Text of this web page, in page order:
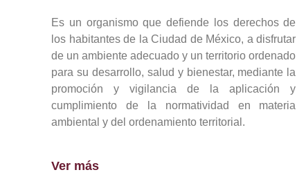
Es un organismo que defiende los derechos de
los habitantes de la Ciudad de México, a disfrutar
de un ambiente adecuado y un territorio ordenado
para su desarrollo, salud y bienestar, mediante la
promoción y vigilancia de la aplicación y
cumplimiento de la normatividad en materia
ambiental y del ordenamiento territorial.
Ver más